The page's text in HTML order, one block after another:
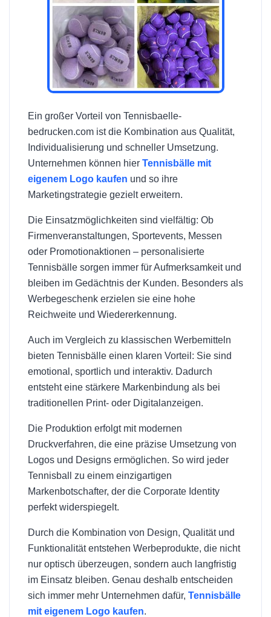
Ein großer Vorteil von Tennisbaelle-
bedrucken.com ist die Kombination aus Qualität,
Individualisierung und schneller Umsetzung.
Unternehmen können hier Tennisbälle mit
eigenem Logo kaufen und so ihre
Marketingstrategie gezielt erweitern.
Die Einsatzmöglichkeiten sind vielfältig: Ob
Firmenveranstaltungen, Sportevents, Messen
oder Promotionaktionen – personalisierte
Tennisbälle sorgen immer für Aufmerksamkeit und
bleiben im Gedächtnis der Kunden. Besonders als
Werbegeschenk erzielen sie eine hohe
Reichweite und Wiedererkennung.
Auch im Vergleich zu klassischen Werbemitteln
bieten Tennisbälle einen klaren Vorteil: Sie sind
emotional, sportlich und interaktiv. Dadurch
entsteht eine stärkere Markenbindung als bei
traditionellen Print- oder Digitalanzeigen.
Die Produktion erfolgt mit modernen
Druckverfahren, die eine präzise Umsetzung von
Logos und Designs ermöglichen. So wird jeder
Tennisball zu einem einzigartigen
Markenbotschafter, der die Corporate Identity
perfekt widerspiegelt.
Durch die Kombination von Design, Qualität und
Funktionalität entstehen Werbeprodukte, die nicht
nur optisch überzeugen, sondern auch langfristig
im Einsatz bleiben. Genau deshalb entscheiden
sich immer mehr Unternehmen dafür, Tennisbälle
mit eigenem Logo kaufen.